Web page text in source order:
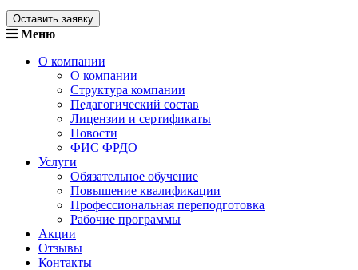
Оставить заявку
Меню
О компании
О компании
Структура компании
Педагогический состав
Лицензии и сертификаты
Новости
ФИС ФРДО
Услуги
Обязательное обучение
Повышение квалификации
Профессиональная переподготовка
Рабочие программы
Акции
Отзывы
Контакты